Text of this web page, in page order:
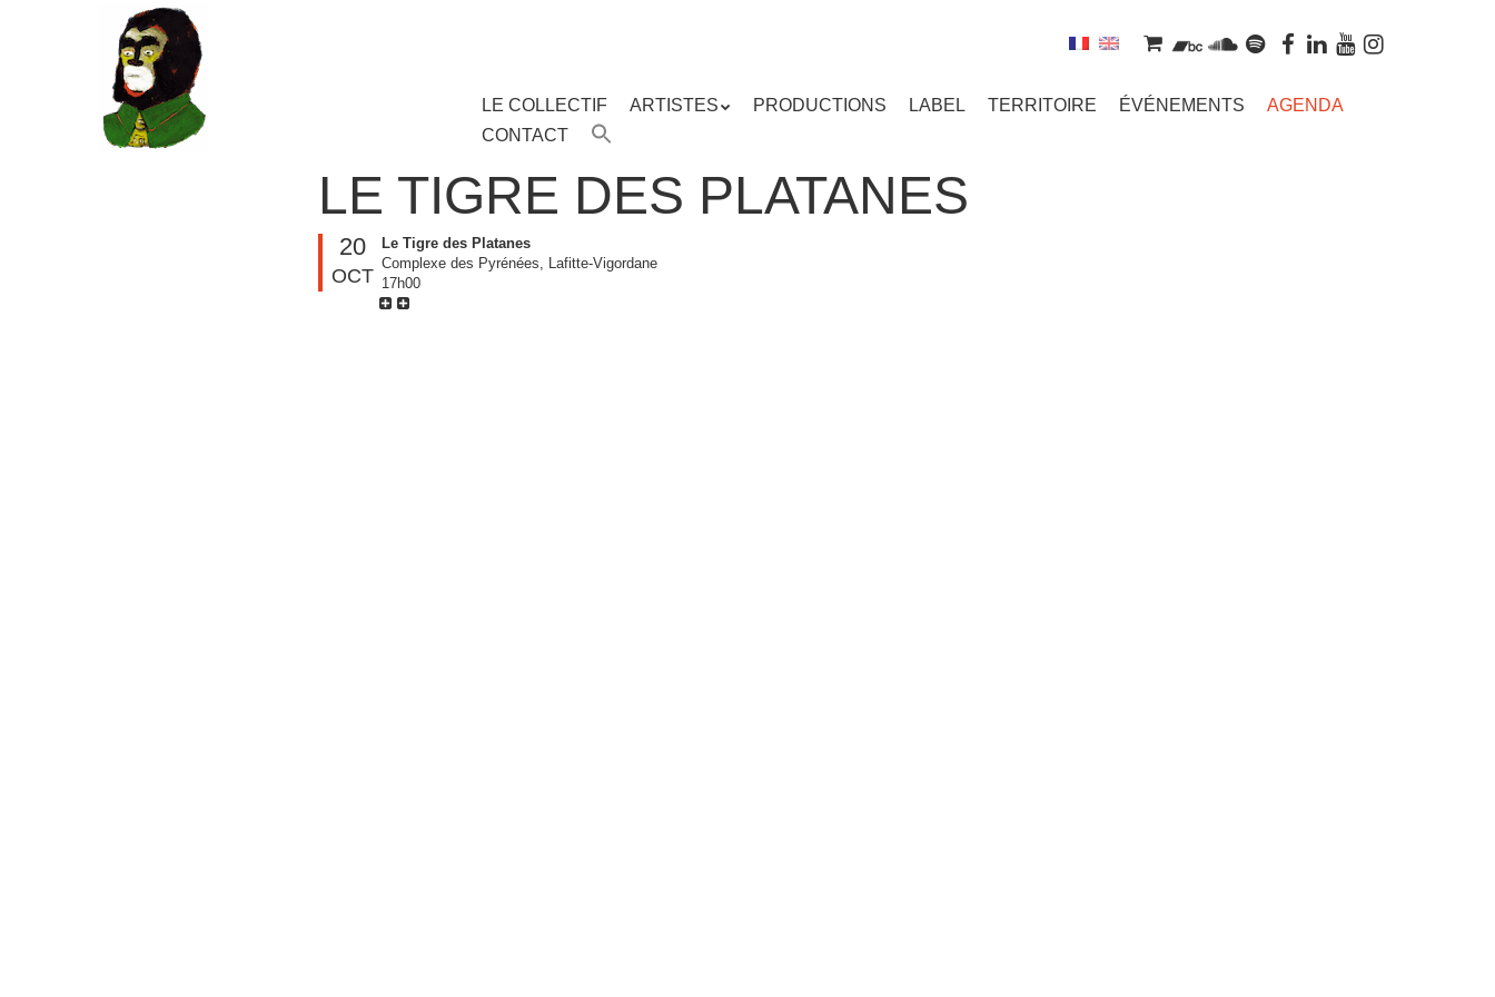
MENU
Aller
contenu
LE COLLECTIF ARTISTES PRODUCTIONS LABEL TERRITOIRE ÉVÉNEMENTS
AGENDA
CONTACT
LE TIGRE DES PLATANES
20
OCT
Le Tigre des Platanes
Complexe des Pyrénées, Lafitte-Vigordane
17h00